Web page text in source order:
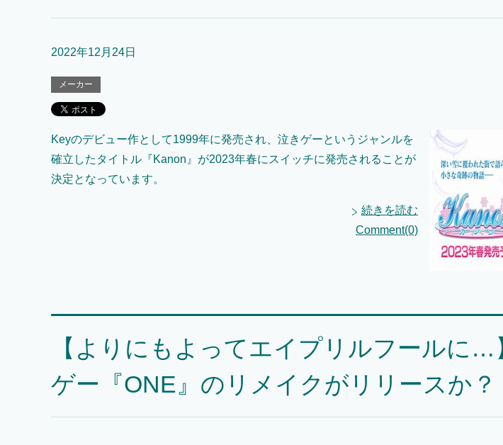
2022年12月24日
メーカー
Keyのデビュー作として1999年に発売され、泣きゲーというジャンルを
確立したタイトル『Kanon』が2023年春にスイッチに発売されることが
決定となっています。
続きを読む
Comment(0)
【よりにもよってエイプリルフールに…
ゲー『ONE』のリメイクがリリースか？